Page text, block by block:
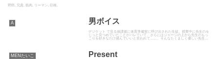
野郎, 兄貴, 筋肉, リーマン, 巨根,
A 男ボイス
デジケット で見る放課後に体育準備室に呼び出された生徒。授業中に先生のを
じっと見つめていたことがバレていて、さらにはジャージの上から先生のもっ
こりを好きなだけ揉んでいいと言われて……。そんなたくましく優しい先生に
MENたいこ Present